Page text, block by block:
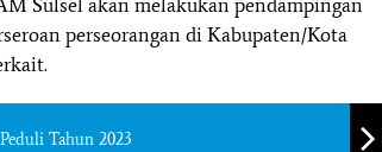
Sulsel akan melakukan pendampingan
perseorangan di Kabupaten/Kota
Tahun 2023